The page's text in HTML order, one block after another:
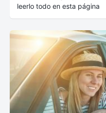
leerlo todo en esta página